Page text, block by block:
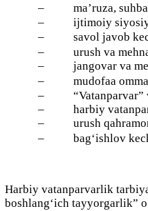
–
ma’ruza,
–
ijtimoiy
–
savol javob
–
urush va
–
jangovar va
–
mudofaa
–
–
harbiy
–
urush
–
bag‘ishlov
Harbiy vatanparvarlik
boshlang‘ich tayyorgarlik”